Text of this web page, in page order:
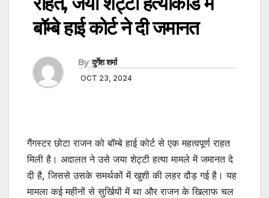
बॉम्बे हाई कोर्ट ने दी जमानत
By दुर्गेश शर्मा
OCT 23, 2024
गैंगस्टर छोटा राजन को बॉम्बे हाई कोर्ट से एक महत्वपूर्ण राहत
मिली है। अदालत ने उसे जया शेट्टी हत्या मामले में जमानत दे
दी है, जिससे उसके समर्थकों में खुशी की लहर दौड़ गई है। यह
मामला कई महीनों से सुर्खियों में था और राजन के खिलाफ चल